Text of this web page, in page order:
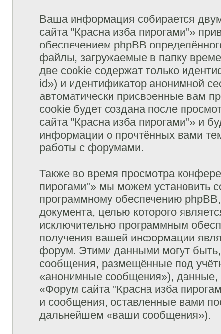
Ваша информация собирается
сайта "Красна изба пирогами"»
обеспечением phpBB
файлы, загружаемые в папку
две cookie содержат только
id») и идентификатор анонимной
автоматически присвоенные вам
cookie будет создана после
сайта "Красна изба пирогами"» и
информации о прочтённых вами
работы с форумами.
Также во время просмотра
пирогами"» мы можем установить
программному обеспечению
документа, целью которого
исключительно программным
получения вашей информации
форум. Этими данными могут
сообщения, размещённые под
«анонимные сообщения»), данные,
«Форум сайта "Красна изба
и сообщения, оставленные вами
дальнейшем «ваши сообщения»).